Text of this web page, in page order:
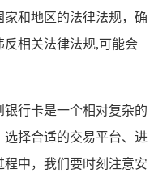
和地区的法律法规，确
相关法律法规,可能会
银行卡是一个相对复杂的
择合适的交易平台、进
中，我们要时刻注意安